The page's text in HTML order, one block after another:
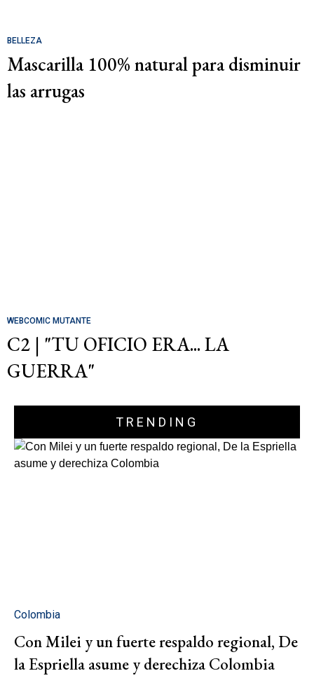
BELLEZA
Mascarilla 100% natural para disminuir
las arrugas
WEBCOMIC MUTANTE
C2 | "TU OFICIO ERA... LA
GUERRA"
TRENDING
Colombia
Con Milei y un fuerte respaldo regional, De
la Espriella asume y derechiza Colombia